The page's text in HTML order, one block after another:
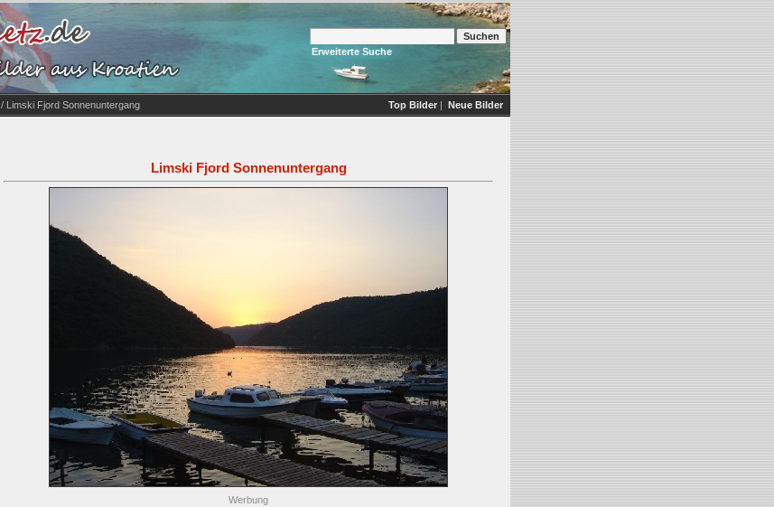
Erweiterte Suche
/ Limski Fjord Sonnenuntergang Top Bilder | Neue Bilder
Limski Fjord Sonnenuntergang
Werbung